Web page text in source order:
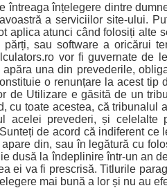
întreaga înțelegere dintre
a serviciilor site-ului.
aplica atunci când folosiți alte
sau software a oricărui
vor fi guvernate de
una din prevederile,
o renunțare la acest tip
de Utilizare e găsită de un
cu toate acestea, că tribunalul
acelei prevederi, și celelalte
de acord că indiferent ce
din, sau în legătură cu
dusă la îndeplinire într-un an
ei va fi prescrisă. Titlurile
mai bună a lor și nu au